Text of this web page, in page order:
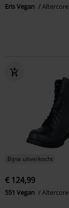
Eris Vegan Altercore
Bijna uitverkocht
€ 124,99
551 Vegan Altercore